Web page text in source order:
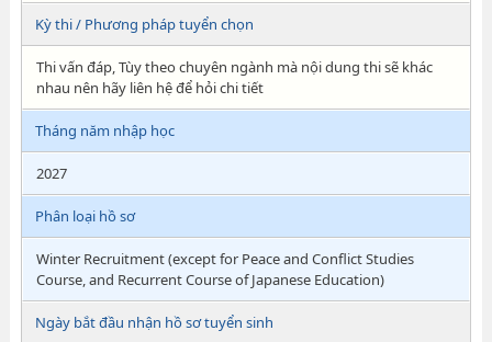
Kỳ thi / Phương pháp tuyển chọn
Thi vấn đáp, Tùy theo chuyên ngành mà nội dung thi sẽ khác
nhau nên hãy liên hệ để hỏi chi tiết
Tháng năm nhập học
2027
Phân loại hồ sơ
Winter Recruitment (except for Peace and Conflict Studies
Course, and Recurrent Course of Japanese Education)
Ngày bắt đầu nhận hồ sơ tuyển sinh